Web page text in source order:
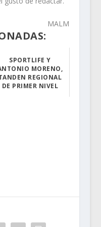
MALM
SPORTLIFE Y
MORENO,
REGIONAL
DE PRIMER NIVEL